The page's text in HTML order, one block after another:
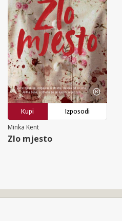
Kupi
Izposodi
Minka Kent
Zlo mjesto